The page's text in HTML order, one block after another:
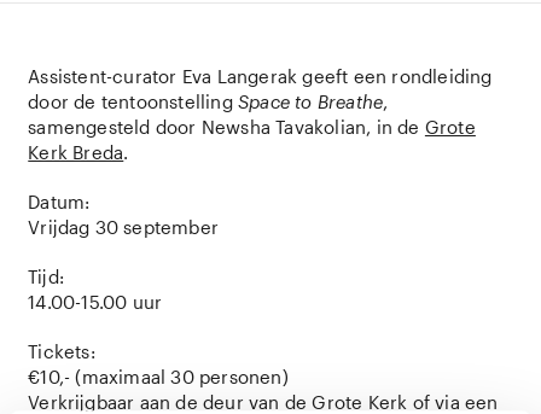
Assistent-curator Eva Langerak geeft een rondleiding
door de tentoonstellingSpace to Breathe,
samengesteld door Newsha Tavakolian, in de Grote
Kerk Breda.
Datum:
Vrijdag 30 september
Tijd:
14.00-15.00 uur
Tickets:
€10,- (maximaal 30 personen)
Verkrijgbaar aan de deur van de Grote Kerk of via een